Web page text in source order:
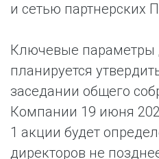
и сетью партнерских
Ключевые параметры
планируется
заседании общего
Компании 19 июня
1 акции будет
директоров не